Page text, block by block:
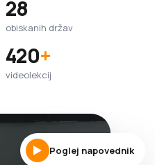
28
obiskanih držav
420+
videolekcij
Poglej napovednik